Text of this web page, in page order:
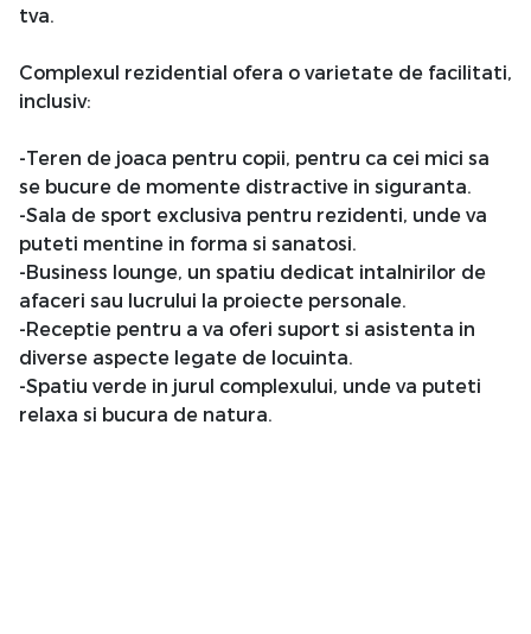
tva.
Complexul rezidential ofera o varietate de facilitati,
inclusiv:
-Teren de joaca pentru copii, pentru ca cei mici sa
se bucure de momente distractive in siguranta.
-Sala de sport exclusiva pentru rezidenti, unde va
puteti mentine in forma si sanatosi.
-Business lounge, un spatiu dedicat intalnirilor de
afaceri sau lucrului la proiecte personale.
-Receptie pentru a va oferi suport si asistenta in
diverse aspecte legate de locuinta.
-Spatiu verde in jurul complexului, unde va puteti
relaxa si bucura de natura.